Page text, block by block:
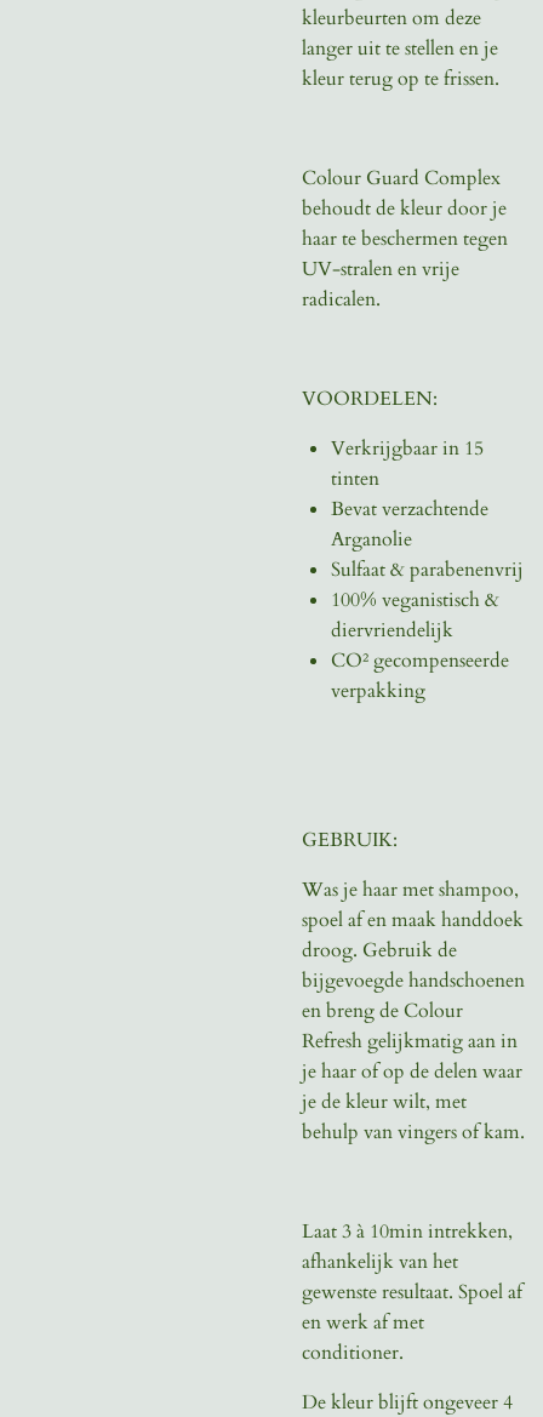
kleurbeurten om deze
langer uit te stellen en je
kleur terug op te frissen.
Colour Guard Complex
behoudt de kleur door je
haar te beschermen tegen
UV-stralen en vrije
radicalen.
VOORDELEN:
Verkrijgbaar in 15
tinten
Bevat verzachtende
Arganolie
Sulfaat & parabenenvrij
100% veganistisch &
diervriendelijk
CO² gecompenseerde
verpakking
GEBRUIK:
Was je haar met shampoo,
spoel af en maak handdoek
droog. Gebruik de
bijgevoegde handschoenen
en breng de Colour
Refresh gelijkmatig aan in
je haar of op de delen waar
je de kleur wilt, met
behulp van vingers of kam.
Laat 3 à 10min intrekken,
afhankelijk van het
gewenste resultaat. Spoel af
en werk af met
conditioner.
De kleur blijft ongeveer 4